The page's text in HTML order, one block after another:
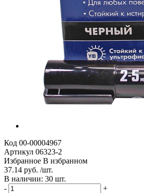
Код 00-00004967
Артикул 06323-2
Избранное В избранном
37.14 руб. /шт.
В наличии: 30 шт.
-
+